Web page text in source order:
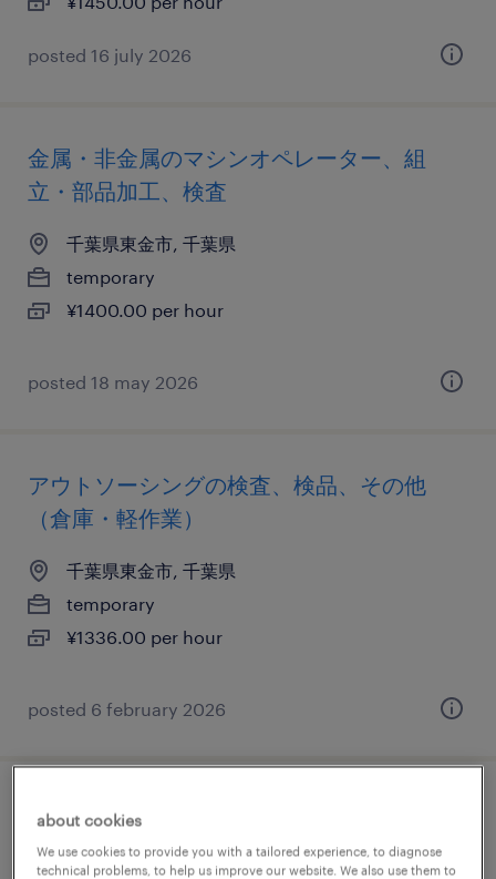
posted 16 july 2026
金属・非金属のマシンオペレーター、組
立・部品加工、検査
千葉県東金市, 千葉県
temporary
¥1400.00 per hour
posted 18 may 2026
アウトソーシングの検査、検品、その他
（倉庫・軽作業）
千葉県東金市, 千葉県
temporary
¥1336.00 per hour
posted 6 february 2026
アウトソーシングの検査、検品、その他
（倉庫・軽作業）
about cookies
We use cookies to provide you with a tailored experience, to diagnose
technical problems, to help us improve our website. We also use them to